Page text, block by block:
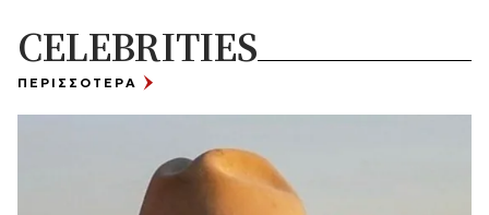
CELEBRITIES
ΠΕΡΙΣΣΟΤΕΡΑ